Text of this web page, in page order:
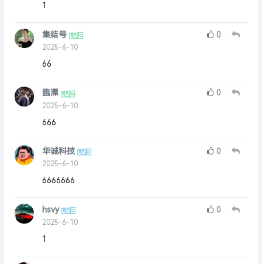
1
集结号
2025-6-10
0
66
臨溧
2025-6-10
0
666
华诚科技
2025-6-10
0
6666666
hsvy
2025-6-10
0
1